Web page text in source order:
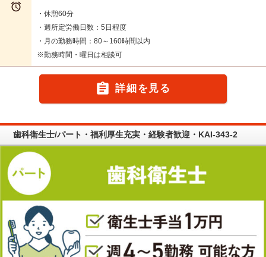

・休憩60分
・週所定労働日数：5日程度
・月の勤務時間：80～160時間以内
※勤務時間・曜日は相談可
 詳細を見る
歯科衛生士/パート・福利厚生充実・経験者歓迎・KAI-343-2